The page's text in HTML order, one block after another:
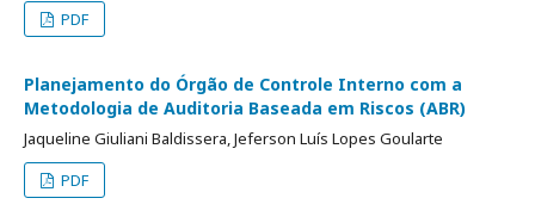
PDF
Planejamento do Órgão de Controle Interno com a
Metodologia de Auditoria Baseada em Riscos (ABR)
Jaqueline Giuliani Baldissera, Jeferson Luís Lopes Goularte
PDF